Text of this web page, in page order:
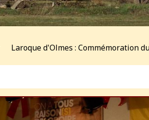
Laroque d'Olmes : Commémoration